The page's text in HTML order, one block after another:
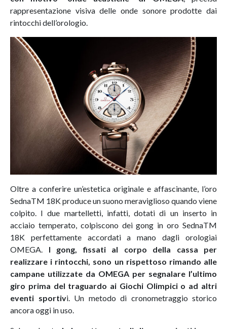
rappresentazione visiva delle onde sonore prodotte dai
rintocchi dell’orologio.
Oltre a conferire un’estetica originale e affascinante, l’oro
SednaTM 18K produce un suono meraviglioso quando viene
colpito. I due martelletti, infatti, dotati di un inserto in
acciaio temperato, colpiscono dei gong in oro SednaTM
18K perfettamente accordati a mano dagli orologiai
OMEGA. I gong, fissati al corpo della cassa per
realizzare i rintocchi, sono un rispettoso rimando alle
campane utilizzate da OMEGA per segnalare l’ultimo
giro prima del traguardo ai Giochi Olimpici o ad altri
eventi sportivi. Un metodo di cronometraggio storico
ancora oggi in uso.